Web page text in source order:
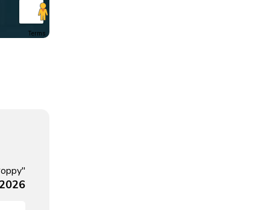
Terms